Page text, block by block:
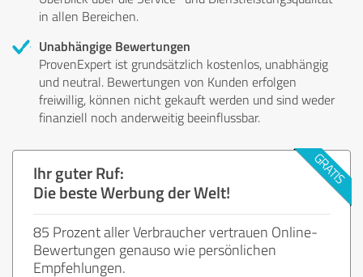
in allen Bereichen.
Unabhängige Bewertungen
ProvenExpert ist grundsätzlich kostenlos, unabhängig
und neutral. Bewertungen von Kunden erfolgen
freiwillig, können nicht gekauft werden und sind weder
finanziell noch anderweitig beeinflussbar.
Ihr guter Ruf:
Die beste Werbung der Welt!
85 Prozent aller Verbraucher vertrauen Online-
Bewertungen genauso wie persönlichen
Empfehlungen.